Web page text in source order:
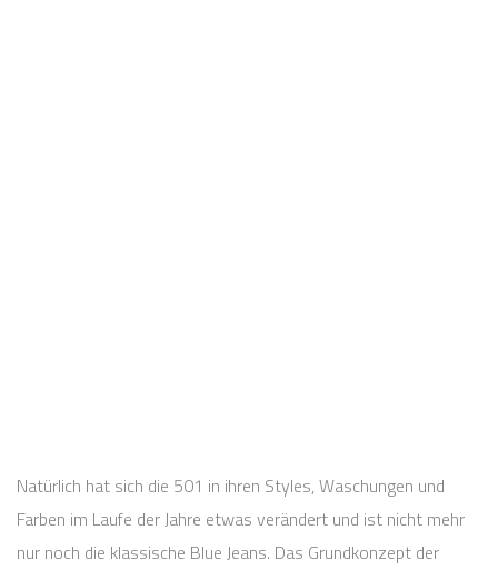
Natürlich hat sich die 501 in ihren Styles, Waschungen und
Farben im Laufe der Jahre etwas verändert und ist nicht mehr
nur noch die klassische Blue Jeans. Das Grundkonzept der